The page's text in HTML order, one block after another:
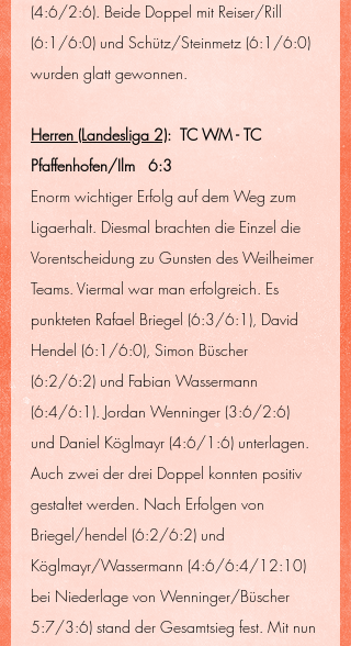
(4:6/2:6). Beide Doppel mit Reiser/Rill
(6:1/6:0) und Schütz/Steinmetz (6:1/6:0)
wurden glatt gewonnen.
Herren (Landesliga 2):  TC WM - TC
Pfaffenhofen/Ilm   6:3
Enorm wichtiger Erfolg auf dem Weg zum
Ligaerhalt. Diesmal brachten die Einzel die
Vorentscheidung zu Gunsten des Weilheimer
Teams. Viermal war man erfolgreich. Es
punkteten Rafael Briegel (6:3/6:1), David
Hendel (6:1/6:0), Simon Büscher
(6:2/6:2) und Fabian Wassermann
(6:4/6:1). Jordan Wenninger (3:6/2:6)
und Daniel Köglmayr (4:6/1:6) unterlagen.
Auch zwei der drei Doppel konnten positiv
gestaltet werden. Nach Erfolgen von
Briegel/hendel (6:2/6:2) und
Köglmayr/Wassermann (4:6/6:4/12:10)
bei Niederlage von Wenninger/Büscher
5:7/3:6) stand der Gesamtsieg fest. Mit nun